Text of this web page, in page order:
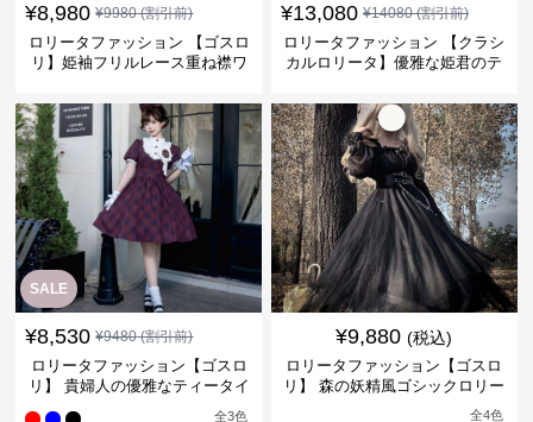
¥8,980 ¥9980(割引前)
ロリータファッション 【ゴスロ
リ】姫袖フリルレース重ね襟ワ
¥13,080 ¥14080(割引前)
ロリータファッション 【クラシ
カルロリータ】優雅な姫君のテ
SALE
¥8,530 ¥9480(割引前)
ロリータファッション【ゴスロ
リ】 貴婦人の優雅なティータイ
全3色
¥9,880 (税込)
ロリータファッション【ゴスロ
リ】 森の妖精風ゴシックロリー
全4色